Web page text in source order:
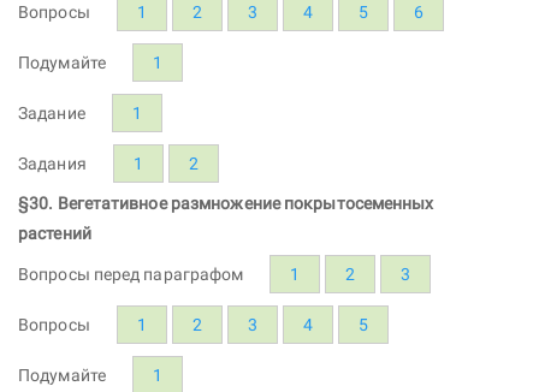
Вопросы 1 2 3 4 5 6
Подумайте 1
Задание 1
Задания 1 2
§30. Вегетативное размножение покрытосеменных
растений
Вопросы перед параграфом 1 2 3
Вопросы 1 2 3 4 5
Подумайте 1